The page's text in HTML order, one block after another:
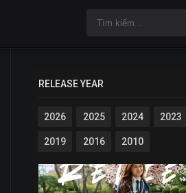
RELEASE YEAR
2026 2025 2024 2023
2019 2016 2010